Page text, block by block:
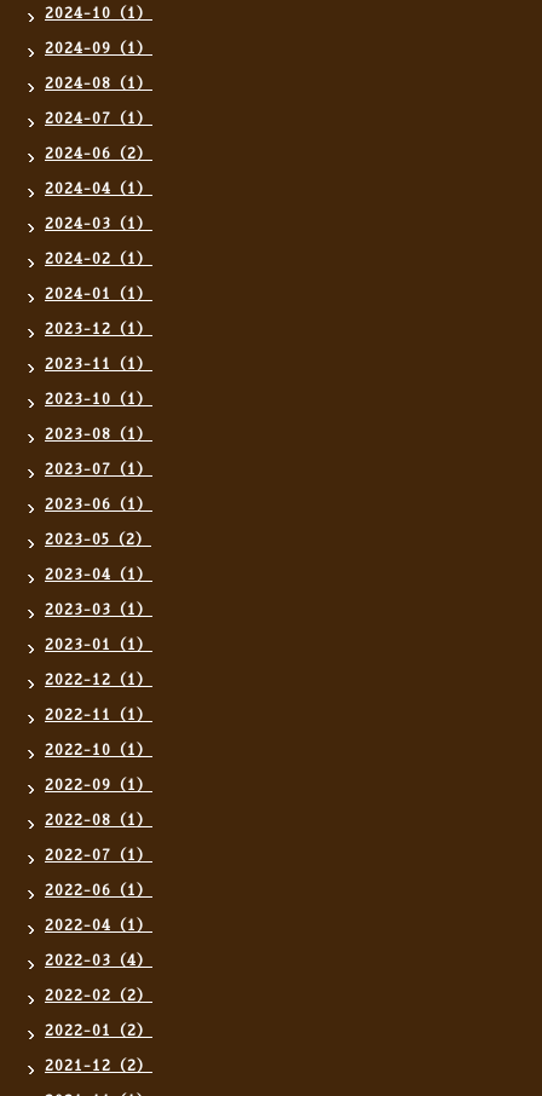
2024-10（1）
2024-09（1）
2024-08（1）
2024-07（1）
2024-06（2）
2024-04（1）
2024-03（1）
2024-02（1）
2024-01（1）
2023-12（1）
2023-11（1）
2023-10（1）
2023-08（1）
2023-07（1）
2023-06（1）
2023-05（2）
2023-04（1）
2023-03（1）
2023-01（1）
2022-12（1）
2022-11（1）
2022-10（1）
2022-09（1）
2022-08（1）
2022-07（1）
2022-06（1）
2022-04（1）
2022-03（4）
2022-02（2）
2022-01（2）
2021-12（2）